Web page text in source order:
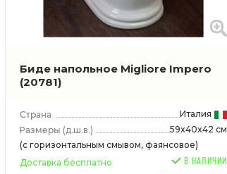
Биде напольное Migliore Impero
(20781)
Италия
(д.ш.в.)
59x40x42 см
(с горизонтальным смывом, фаянсовое)
Доставка бесплатно
В НАЛИЧИИ